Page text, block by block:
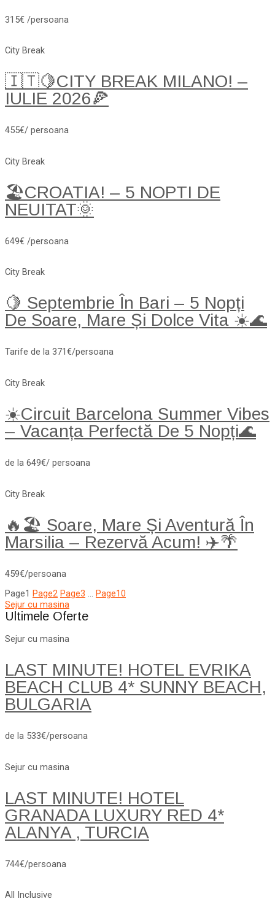
315€ /persoana
City Break
🇮🇹🍋CITY BREAK MILANO! –
IULIE 2026🍕
455€/ persoana
City Break
🏖️CROATIA! – 5 NOPTI DE
NEUITAT🌞
649€ /persoana
City Break
🍋 Septembrie În Bari – 5 Nopți
De Soare, Mare Și Dolce Vita ☀️🌊
Tarife de la 371€/persoana
City Break
☀️Circuit Barcelona Summer Vibes
– Vacanța Perfectă De 5 Nopți🌊
de la 649€/ persoana
City Break
🔥🏖️ Soare, Mare Și Aventură În
Marsilia – Rezervă Acum! ✈️🌴
459€/persoana
Page1 Page2 Page3 … Page10
Sejur cu masina
Ultimele Oferte
Sejur cu masina
LAST MINUTE! HOTEL EVRIKA
BEACH CLUB 4* SUNNY BEACH,
BULGARIA
de la 533€/persoana
Sejur cu masina
LAST MINUTE! HOTEL
GRANADA LUXURY RED 4*
ALANYA , TURCIA
744€/persoana
All Inclusive